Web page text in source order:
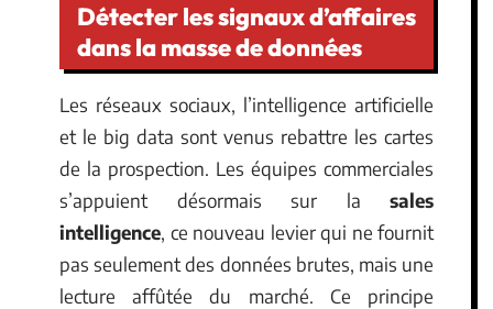
Détecter les signaux d’affaires
dans la masse de données
Les réseaux sociaux, l’intelligence artificielle
et le big data sont venus rebattre les cartes
de la prospection. Les équipes commerciales
s’appuient désormais sur la sales
intelligence, ce nouveau levier qui ne fournit
pas seulement des données brutes, mais une
lecture affûtée du marché. Ce principe